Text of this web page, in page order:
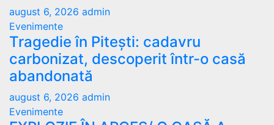
august 6, 2026 admin
Evenimente
Tragedie în Pitești: cadavru
carbonizat, descoperit într-o casă
abandonată
august 6, 2026 admin
Evenimente